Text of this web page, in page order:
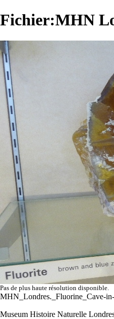
Fichier:MHN
Pas de plus haute résolution disponible.
MHN_Londres._Fluorine_Cave-
Museum Histoire Naturelle